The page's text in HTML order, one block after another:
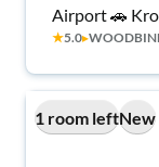
Airport 🚗
24/Thompson
★5.0▸
1 room leftNew